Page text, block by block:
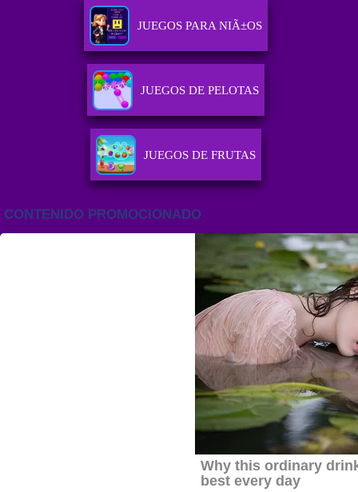
JUEGOS PARA NIÃ±OS
JUEGOS DE PELOTAS
JUEGOS DE FRUTAS